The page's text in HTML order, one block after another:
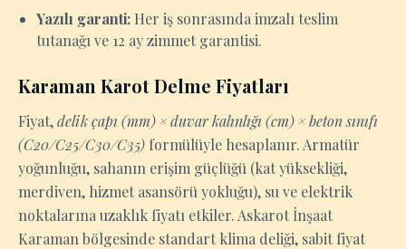
Yazılı garanti: Her iş sonrasında imzalı teslim
tutanağı ve 12 ay zimmet garantisi.
Karaman Karot Delme Fiyatları
Fiyat,delik çapı (mm) × duvar kalınlığı (cm) × beton sınıfı
(C20/C25/C30/C35) formülüyle hesaplanır. Armatür
yoğunluğu, sahanın erişim güçlüğü (kat yüksekliği,
merdiven, hizmet asansörü yokluğu), su ve elektrik
noktalarına uzaklık fiyatı etkiler. Askarot İnşaat
Karaman bölgesinde standart klima deliği, sabit fiyat